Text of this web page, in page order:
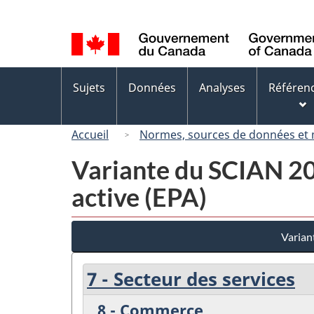
de
la
langue
des
Sujets Données Analyses
Accueil Normes, sources de données et
Variante du SCIAN
active (EPA)
7 - Secteur des services
8 - Commerce